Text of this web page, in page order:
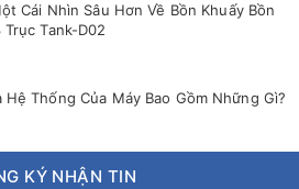
Cái Nhìn Sâu Hơn Về Bồn Khuấy Bồn
Tank-D02
Hệ Thống Của Máy Bao Gồm Những Gì?
KÝ NHẬN TIN